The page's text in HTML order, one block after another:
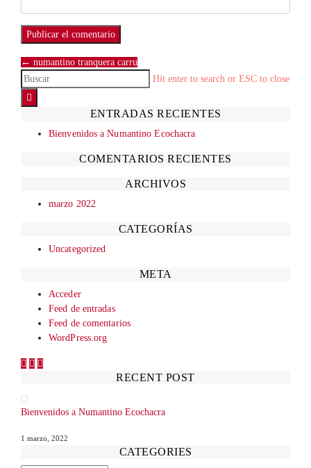
← numantino tranquera carru
Hit enter to search or ESC to close
ENTRADAS RECIENTES
Bienvenidos a Numantino Ecochacra
COMENTARIOS RECIENTES
ARCHIVOS
marzo 2022
CATEGORÍAS
Uncategorized
META
Acceder
Feed de entradas
Feed de comentarios
WordPress.org
RECENT POST
Bienvenidos a Numantino Ecochacra
1 marzo, 2022
CATEGORIES